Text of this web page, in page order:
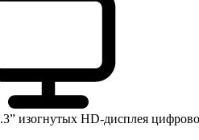
изогнутых HD-дисплея